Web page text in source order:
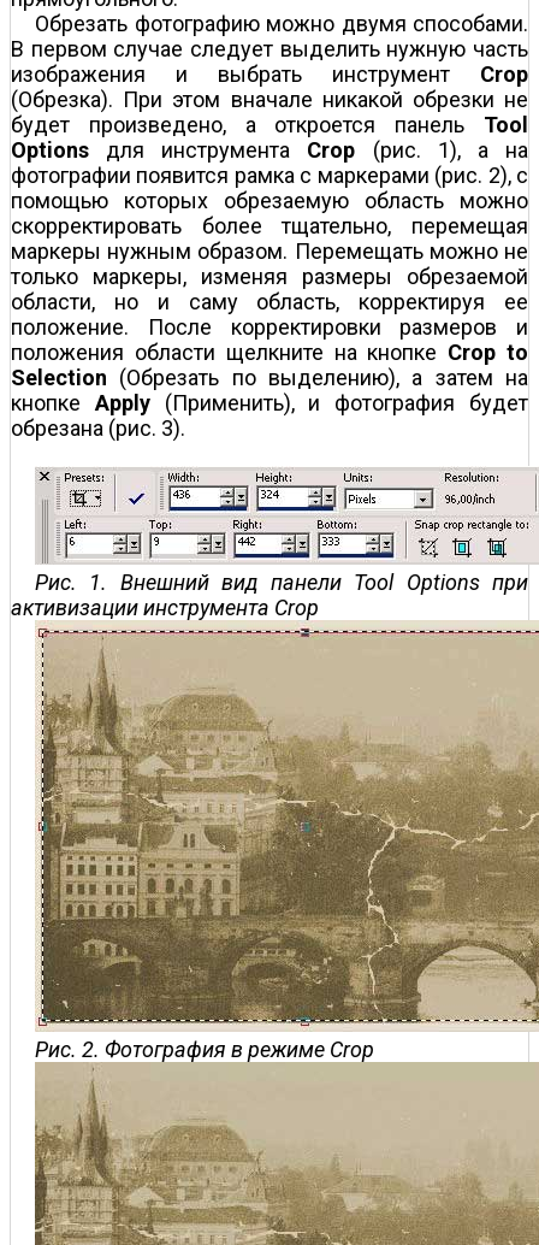
Обрезать фотографию можно двумя способами.
В первом случае следует выделить нужную часть
изображения и выбрать инструмент Crop
(Обрезка). При этом вначале никакой обрезки не
будет произведено, а откроется панель Tool
Options для инструмента Crop (рис. 1), а на
фотографии появится рамка с маркерами (рис. 2), с
помощью которых обрезаемую область можно
скорректировать более тщательно, перемещая
маркеры нужным образом. Перемещать можно не
только маркеры, изменяя размеры обрезаемой
области, но и саму область, корректируя ее
положение. После корректировки размеров и
положения области щелкните на кнопке Crop to
Selection (Обрезать по выделению), а затем на
кнопкеApply(Применить), и фотография будет
обрезана (рис. 3).
Рис. 1. Внешний вид панели Tool Options при
активизации инструмента Crop
Рис. 2. Фотография в режиме Crop